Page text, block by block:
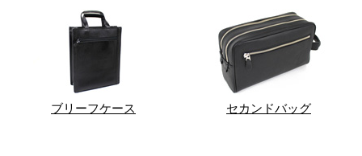
ブリーフケース セカンドバッグ